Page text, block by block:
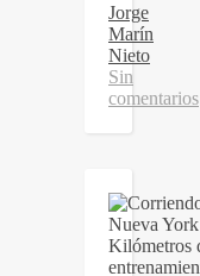
Jorge
Marín
Nieto
Sin
comentarios